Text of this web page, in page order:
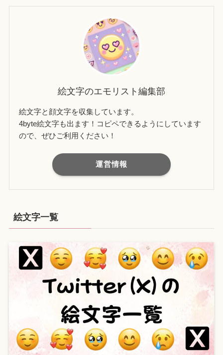
絵文字のエモリスト編集部
絵文字と顔文字を収集しています。
4byte絵文字も出ます！コピペできるようにしています
ので、ぜひご利用ください！
運営情報
絵文字一覧